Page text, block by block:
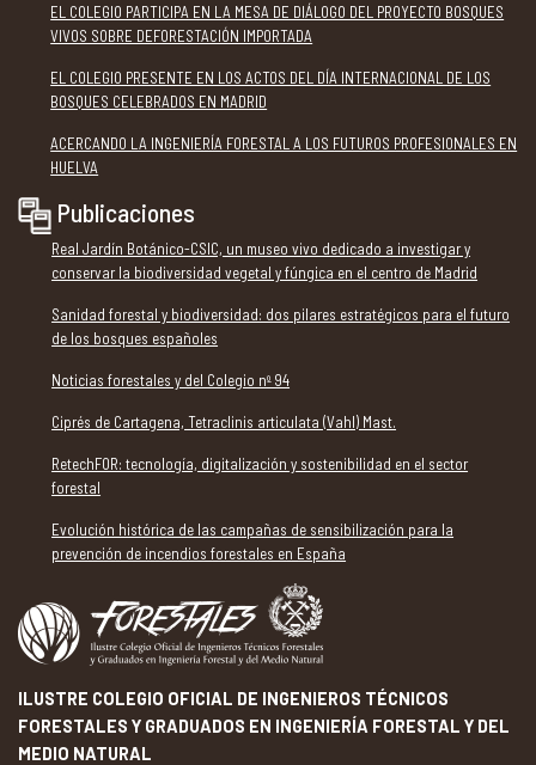
EL COLEGIO PARTICIPA EN LA MESA DE DIÁLOGO DEL PROYECTO BOSQUES
VIVOS SOBRE DEFORESTACIÓN IMPORTADA
EL COLEGIO PRESENTE EN LOS ACTOS DEL DÍA INTERNACIONAL DE LOS
BOSQUES CELEBRADOS EN MADRID
ACERCANDO LA INGENIERÍA FORESTAL A LOS FUTUROS PROFESIONALES EN
HUELVA
Publicaciones
Real Jardín Botánico-CSIC, un museo vivo dedicado a investigar y
conservar la biodiversidad vegetal y fúngica en el centro de Madrid
Sanidad forestal y biodiversidad: dos pilares estratégicos para el futuro
de los bosques españoles
Noticias forestales y del Colegio nº 94
Ciprés de Cartagena, Tetraclinis articulata (Vahl) Mast.
RetechFOR: tecnología, digitalización y sostenibilidad en el sector
forestal
Evolución histórica de las campañas de sensibilización para la
prevención de incendios forestales en España
ILUSTRE COLEGIO OFICIAL DE INGENIEROS TÉCNICOS
FORESTALES Y GRADUADOS EN INGENIERÍA FORESTAL Y DEL
MEDIO NATURAL